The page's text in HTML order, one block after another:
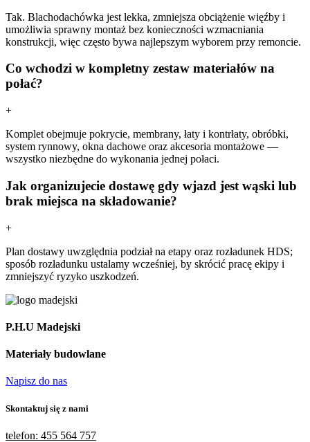
Tak. Blachodachówka jest lekka, zmniejsza obciążenie więźby i
umożliwia sprawny montaż bez konieczności wzmacniania
konstrukcji, więc często bywa najlepszym wyborem przy remoncie.
Co wchodzi w kompletny zestaw materiałów na
połać?
+
Komplet obejmuje pokrycie, membrany, łaty i kontrłaty, obróbki,
system rynnowy, okna dachowe oraz akcesoria montażowe —
wszystko niezbędne do wykonania jednej połaci.
Jak organizujecie dostawę gdy wjazd jest wąski lub
brak miejsca na składowanie?
+
Plan dostawy uwzględnia podział na etapy oraz rozładunek HDS;
sposób rozładunku ustalamy wcześniej, by skrócić pracę ekipy i
zmniejszyć ryzyko uszkodzeń.
P.H.U Madejski
Materiały budowlane
Napisz do nas
Skontaktuj się z nami
telefon: 455 564 757